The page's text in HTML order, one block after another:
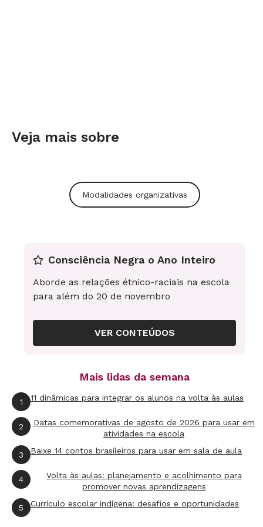
que já conhecem. A análise de resultados se
refere a descobrir como os alunos lidam com a
comunidade ou o que aplicam a própria
trazem para explicar o desenvolvimento
histórico da localidade:
algumas personalidades? Ou dão ênfase de
menos às personalidades locais?
- Fazem referências a acontecimentos
históricos os quais você não chegou a
mencionar em aula? Quais?
- Reconhecem nas imagens apresentadas fontes
de informação para seus pequenos textos?
- Conseguem descrever um processo histórico
(seja ele qual for) que ligue o momento inicial
Veja mais sobre
Modalidades organizativas
Consciência Negra o Ano Inteiro
Aborde as relações étnico-raciais na escola
para além do 20 de novembro
VER CONTEÚDOS
Mais lidas da semana
1 11 dinâmicas para integrar os alunos na volta às aulas
2
Datas comemorativas de agosto de 2026 para usar em
atividades na escola
3 Baixe 14 contos brasileiros para usar em sala de aula
4
Volta às aulas: planejamento e acolhimento para
promover novas aprendizagens
5 Currículo escolar indígena: desafios e oportunidades